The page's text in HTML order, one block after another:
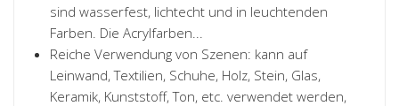
sind wasserfest, lichtecht und in leuchtenden
Farben. Die Acrylfarben...
Reiche Verwendung von Szenen: kann auf
Leinwand, Textilien, Schuhe, Holz, Stein, Glas,
Keramik, Kunststoff, Ton, etc. verwendet werden,